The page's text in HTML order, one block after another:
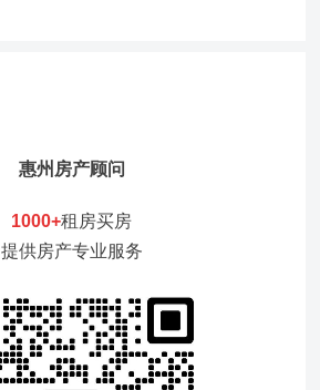
惠州房产顾问
1000+租房买房
提供房产专业服务